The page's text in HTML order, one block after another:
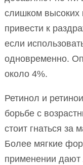
слишком высоких
привести к
если
одновременно.
около 4%.
Ретинол и
борьбе с
стоит гнаться за
Более мягкие
применении дают